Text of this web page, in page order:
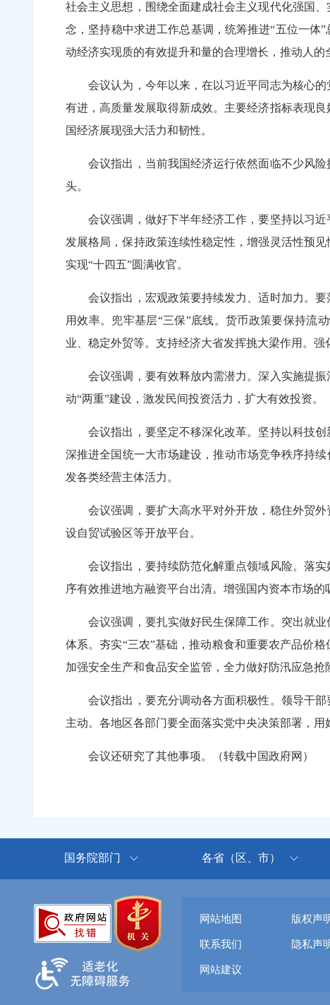
社会主义思想，围绕全面建成社会主义现代化强国
念，坚持稳中求进工作总基调，统筹推进“五位一体
动经济实现质的有效提升和量的合理增长，推动人
会议认为，今年以来，在以习近平同志为核心的
有进，高质量发展取得新成效。主要经济指标表现
国经济展现强大活力和韧性。
会议指出，当前我国经济运行依然面临不少风险
头。
会议强调，做好下半年经济工作，要坚持以习近
发展格局，保持政策连续性稳定性，增强灵活性预
实现“十四五”圆满收官。
会议指出，宏观政策要持续发力、适时加力。要
用效率。兜牢基层“三保”底线。货币政策要保持流
业、稳定外贸等。支持经济大省发挥挑大梁作用。强
会议强调，要有效释放内需潜力。深入实施提振
动“两重”建设，激发民间投资活力，扩大有效投资。
会议指出，要坚定不移深化改革。坚持以科技创
深推进全国统一大市场建设，推动市场竞争秩序持
发各类经营主体活力。
会议强调，要扩大高水平对外开放，稳住外贸外
设自贸试验区等开放平台。
会议指出，要持续防范化解重点领域风险。落实
序有效推进地方融资平台出清。增强国内资本市场
会议强调，要扎实做好民生保障工作。突出就业
体系。夯实“三农”基础，推动粮食和重要农产品价
加强安全生产和食品安全监管，全力做好防汛应急抢
会议指出，要充分调动各方面积极性。领导干部
主动。各地区各部门要全面落实党中央决策部署，
会议还研究了其他事项。（转载中国政府网）
国务院部门 各省（区、市）
网站地图 版权声
联系我们 隐私声
网站建议